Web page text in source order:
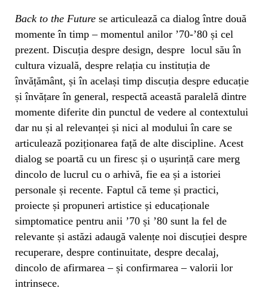
Back to the Future se articulează ca dialog între două
momente în timp – momentul anilor ’70-’80 și cel
prezent. Discuția despre design, despre locul său în
cultura vizuală, despre relația cu instituția de
învățământ, și în același timp discuția despre educație
și învățare în general, respectă această paralelă dintre
momente diferite din punctul de vedere al contextului
dar nu și al relevanței și nici al modului în care se
articulează poziționarea față de alte discipline. Acest
dialog se poartă cu un firesc și o ușurință care merg
dincolo de lucrul cu o arhivă, fie ea și a istoriei
personale și recente. Faptul că teme și practici,
proiecte și propuneri artistice și educaționale
simptomatice pentru anii ’70 și ’80 sunt la fel de
relevante și astăzi adaugă valențe noi discuției despre
recuperare, despre continuitate, despre decalaj,
dincolo de afirmarea – și confirmarea – valorii lor
intrinsece.